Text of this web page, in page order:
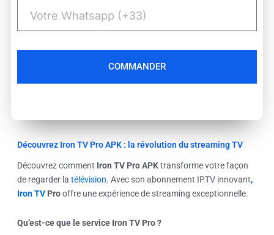
COMMANDER
Découvrez Iron TV Pro APK : la révolution du streaming TV
Découvrez comment Iron TV Pro APKtransforme votre façon
de regarder la télévision. Avec son abonnement IPTV innovant,
Iron TVProoffre une expérience de streaming exceptionnelle.
Qu’est-ce que le service Iron TV Pro ?